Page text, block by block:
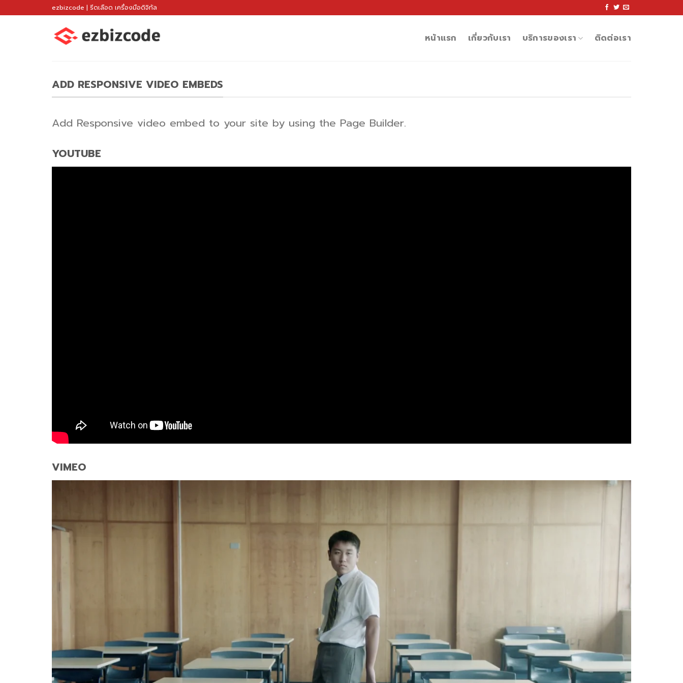
to
ezbizcode | รีดเลือด เครื่องมือดิจิทัล
หน้าแรก เกี่ยวกับเรา บริการของเรา ติดต่อเรา
ADD RESPONSIVE VIDEO EMBEDS
Add Responsive video embed to your site by using the Page Builder.
YOUTUBE
VIMEO